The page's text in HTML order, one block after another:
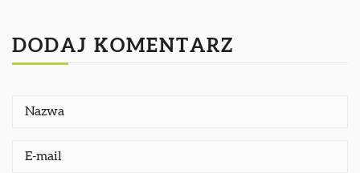
DODAJ KOMENTARZ